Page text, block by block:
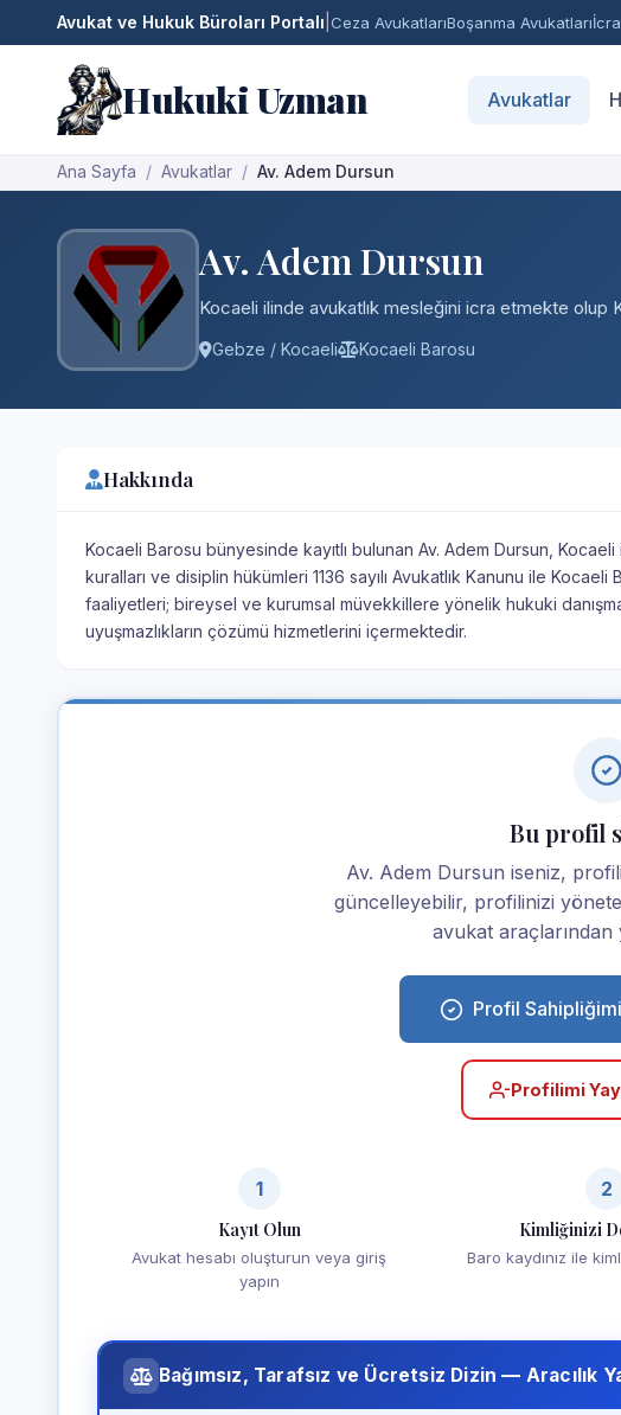
Avukat ve Hukuk Büroları Portalı Ceza AvukatlarıBoşanma Avukatları
Hukuki Uzman Avukatlar
Ana Sayfa Avukatlar Av. Adem Dursun
Av. Adem Dursun
Kocaeli ilinde avukatlık mesleğini icra etmekte olup
Gebze / Kocaeli Kocaeli Barosu
Hakkında
Kocaeli Barosu bünyesinde kayıtlı bulunan Av. Adem Dursun,
kuralları ve disiplin hükümleri 1136 sayılı Avukatlık Kanunu ile
faaliyetleri; bireysel ve kurumsal müvekkillere yönelik hukuki
uyuşmazlıkların çözümü hizmetlerini içermektedir.
Bu profil
Av. Adem Dursun iseniz,
güncelleyebilir, profilinizi
avukat
Profil
Profilimi
1
Kayıt Olun
Avukat hesabı oluşturun veya giriş
yapın
2
Kimliğinizi
Baro kaydınız ile
Bağımsız, Tarafsız ve Ücretsiz Dizin — Aracılık